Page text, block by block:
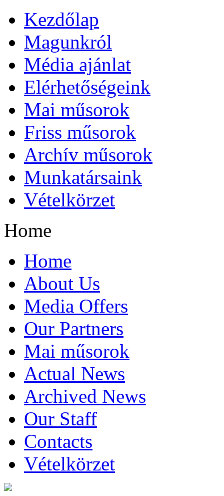
Kezdőlap
Magunkról
Média ajánlat
Elérhetőségeink
Mai műsorok
Friss műsorok
Archív műsorok
Munkatársaink
Vételkörzet
Home
Home
About Us
Media Offers
Our Partners
Mai műsorok
Actual News
Archived News
Our Staff
Contacts
Vételkörzet